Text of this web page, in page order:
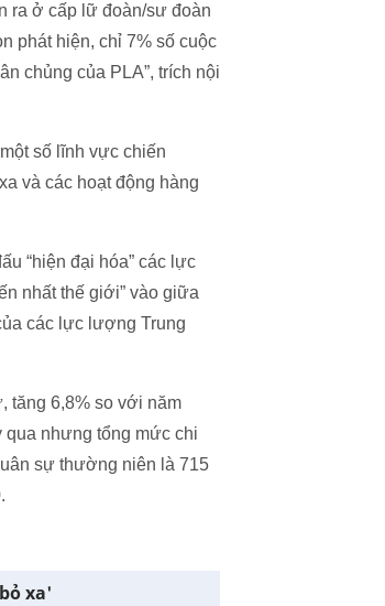
ra ở cấp lữ đoàn/sư đoàn
phát hiện, chỉ 7% số cuộc
chủng của PLA”, trích nội
số lĩnh vực chiến
và các hoạt động hàng
“hiện đại hóa” các lực
nhất thế giới” vào giữa
các lực lượng Trung
tăng 6,8% so với năm
qua nhưng tổng mức chi
sự thường niên là 715
xa'